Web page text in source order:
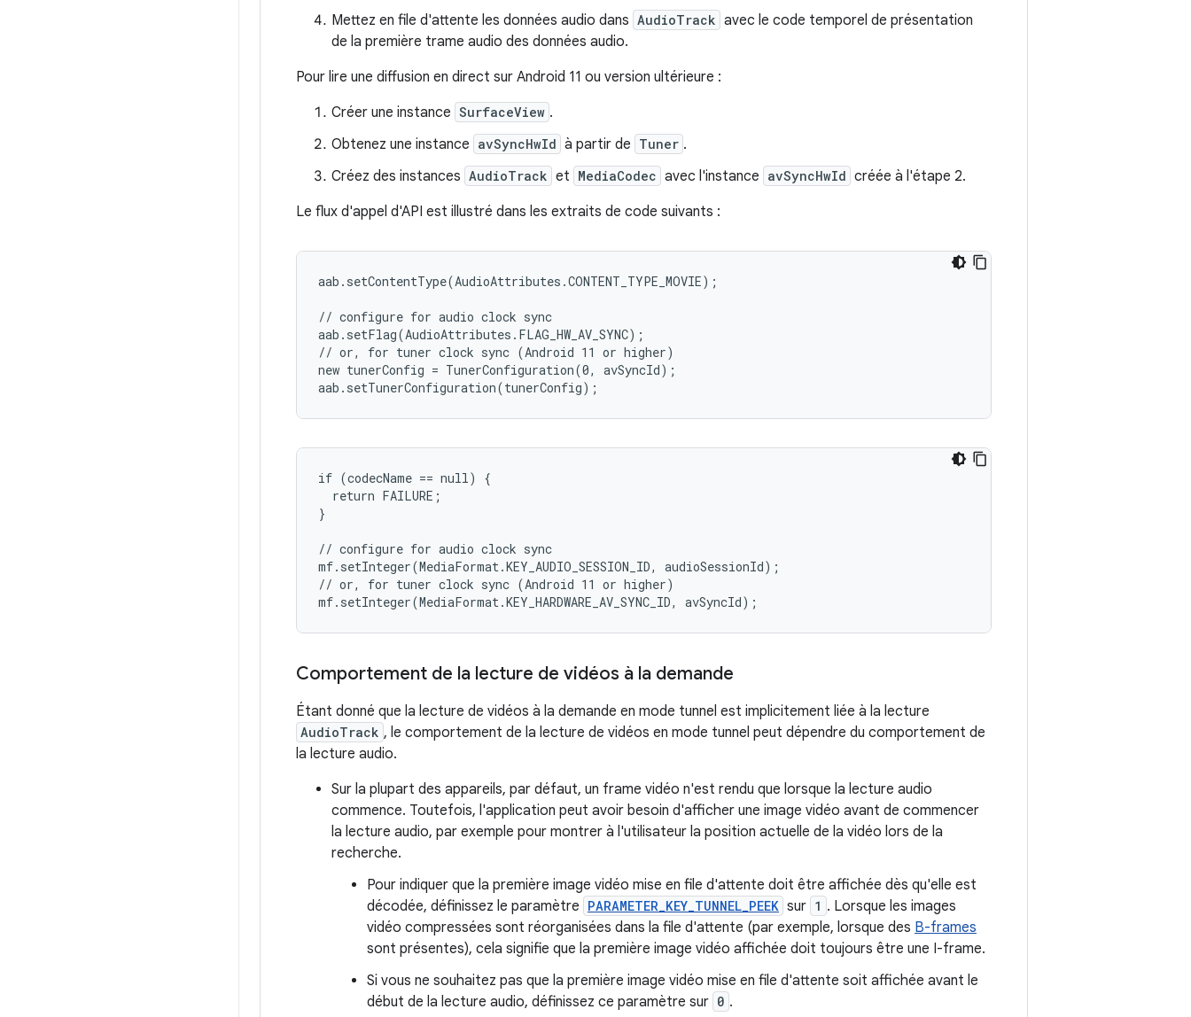
Mettez en file d'attente les données audio dans AudioTrack avec le code temporel de présentation
de la première trame audio des données audio.
Pour lire une diffusion en direct sur Android 11 ou version ultérieure :
Créer une instance SurfaceView .
Obtenez une instance avSyncHwId à partir de Tuner .
Créez des instances AudioTrack et MediaCodec avec l'instance avSyncHwId créée à l'étape 2.
Le flux d'appel d'API est illustré dans les extraits de code suivants :
aab.setContentType(AudioAttributes.CONTENT_TYPE_MOVIE);
// configure for audio clock sync
aab.setFlag(AudioAttributes.FLAG_HW_AV_SYNC);
// or, for tuner clock sync (Android 11 or higher)
new tunerConfig = TunerConfiguration(0, avSyncId);
if (codecName == null) {
  return FAILURE;
}
// configure for audio clock sync
mf.setInteger(MediaFormat.KEY_AUDIO_SESSION_ID, audioSessionId);
// or, for tuner clock sync (Android 11 or higher)
Comportement de la lecture de vidéos à la demande
Étant donné que la lecture de vidéos à la demande en mode tunnel est implicitement liée à la lecture
AudioTrack , le comportement de la lecture de vidéos en mode tunnel peut dépendre du comportement de
la lecture audio.
Sur la plupart des appareils, par défaut, un frame vidéo n'est rendu que lorsque la lecture audio
commence. Toutefois, l'application peut avoir besoin d'afficher une image vidéo avant de commencer
la lecture audio, par exemple pour montrer à l'utilisateur la position actuelle de la vidéo lors de la
recherche.
Pour indiquer que la première image vidéo mise en file d'attente doit être affichée dès qu'elle est
décodée, définissez le paramètre PARAMETER_KEY_TUNNEL_PEEK sur 1 . Lorsque les images
vidéo compressées sont réorganisées dans la file d'attente (par exemple, lorsque des B-frames
sont présentes), cela signifie que la première image vidéo affichée doit toujours être une I-frame.
Si vous ne souhaitez pas que la première image vidéo mise en file d'attente soit affichée avant le
début de la lecture audio, définissez ce paramètre sur 0 .